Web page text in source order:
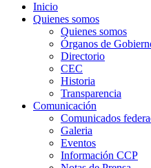
Inicio
Quienes somos
Quienes somos
Órganos de
Directorio
CEC
Historia
Transparencia
Comunicación
Comunicados
Galeria
Eventos
Información CCP